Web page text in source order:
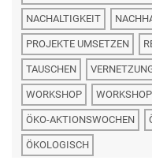
NACHALTIGKEIT
PROJEKTE UMSETZEN
TAUSCHEN
WORKSHOP
ÖKO-AKTIONSWOCHEN
ÖKOLOGISCH